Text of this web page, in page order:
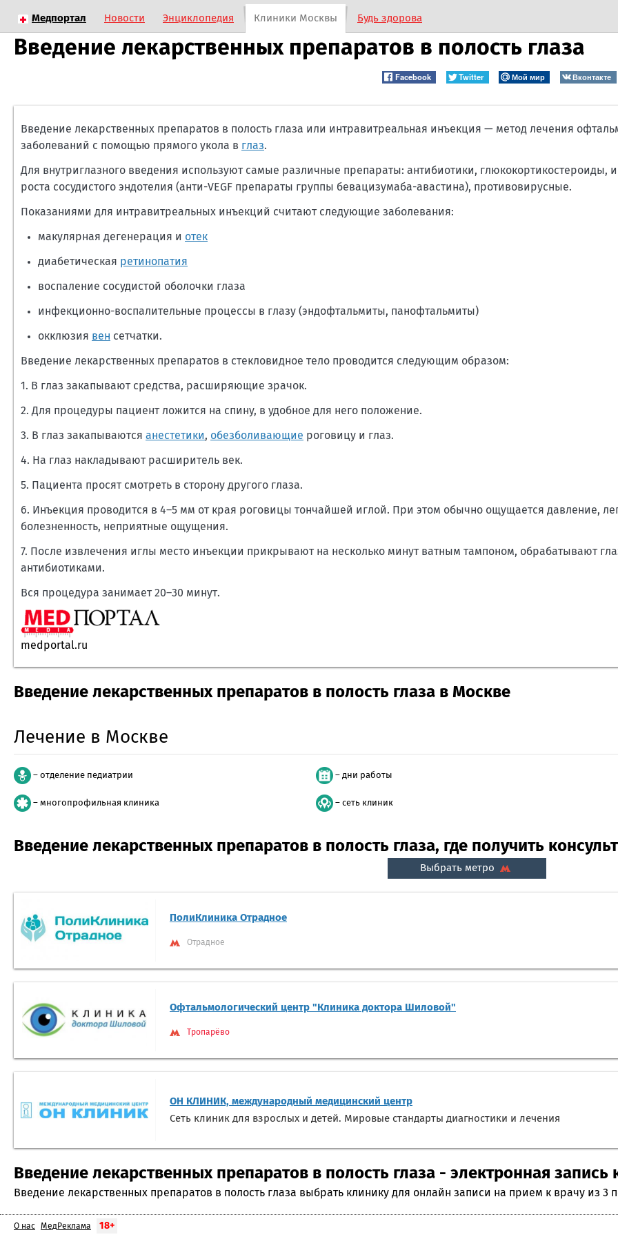
Медпортал Новости Энциклопедия Клиники Москвы Будь здорова
Введение лекарственных препаратов в полость глаза
Facebook Twitter Мой мир Вконтакте
Введение лекарственных препаратов в полость глаза или интравитреальная инъекция — метод лечения
заболеваний с помощью прямого укола в глаз.
Для внутриглазного введения используют самые различные препараты: антибиотики, глюкокортикостероиды,
роста сосудистого эндотелия (анти-VEGF препараты группы бевацизумаба-авастина), противовирусные.
Показаниями для интравитреальных инъекций считают следующие заболевания:
макулярная дегенерация и отек
диабетическая ретинопатия
воспаление сосудистой оболочки глаза
инфекционно-воспалительные процессы в глазу (эндофтальмиты, панофтальмиты)
окклюзия вен сетчатки.
Введение лекарственных препаратов в стекловидное тело проводится следующим образом:
1. В глаз закапывают средства, расширяющие зрачок.
2. Для процедуры пациент ложится на спину, в удобное для него положение.
3. В глаз закапываются анестетики, обезболивающие роговицу и глаз.
4. На глаз накладывают расширитель век.
5. Пациента просят смотреть в сторону другого глаза.
6. Инъекция проводится в 4–5 мм от края роговицы тончайшей иглой. При этом обычно ощущается давление,
болезненность, неприятные ощущения.
7. После извлечения иглы место инъекции прикрывают на несколько минут ватным тампоном, обрабатывают
антибиотиками.
Вся процедура занимает 20–30 минут.
medportal.ru
Введение лекарственных препаратов в полость глаза в Москве
Лечение в Москве
– отделение педиатрии – дни работы
– многопрофильная клиника – сеть клиник
Введение лекарственных препаратов в полость глаза, где получить
Выбрать метро
ПолиКлиника Отрадное
Отрадное
Офтальмологический центр "Клиника доктора Шиловой"
Тропарёво
ОН КЛИНИК, международный медицинский центр
Сеть клиник для взрослых и детей. Мировые стандарты диагностики и лечения
Введение лекарственных препаратов в полость глаза - электронная запись
Введение лекарственных препаратов в полость глаза выбрать клинику для онлайн записи на прием к врачу из 3
О нас МедРеклама 18+